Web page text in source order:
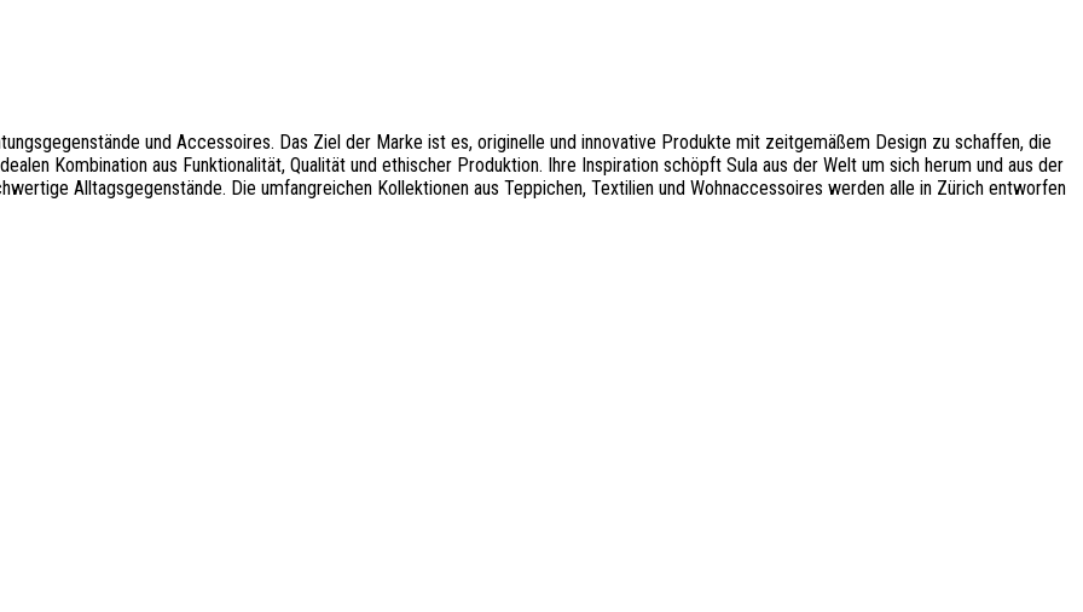
und Accessoires. Das Ziel der Marke ist es, originelle und innovative Produkte mit zeitgemäßem Design zu schaffen, die
Kombination aus Funktionalität, Qualität und ethischer Produktion. Ihre Inspiration schöpft Sula aus der Welt um sich herum und aus der
Alltagsgegenstände. Die umfangreichen Kollektionen aus Teppichen, Textilien und Wohnaccessoires werden alle in Zürich entworfen